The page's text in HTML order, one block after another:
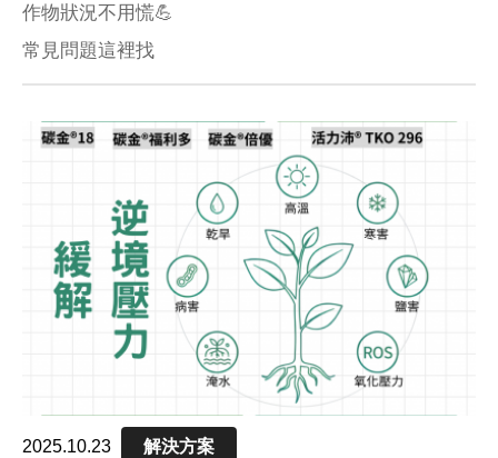
作物狀況不用慌💪
常見問題這裡找
2025.10.23 解決方案